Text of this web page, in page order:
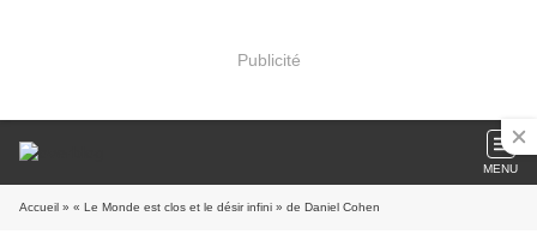
Publicité
MENU
Accueil » « Le Monde est clos et le désir infini » de Daniel Cohen